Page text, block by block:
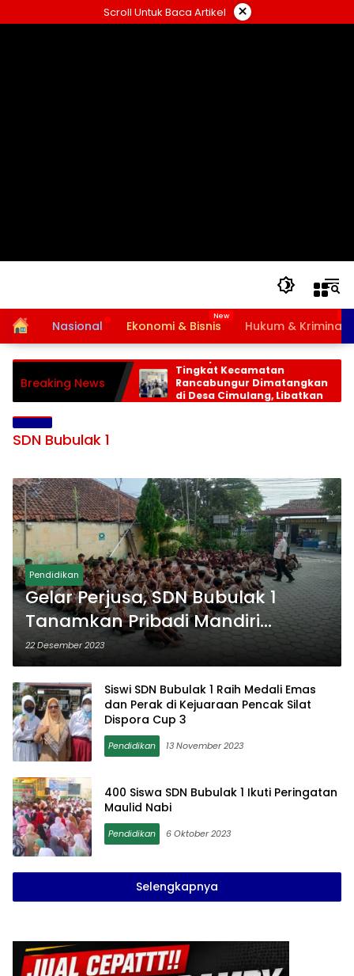
ke
Scroll Untuk Baca Artikel ×
HomeNasional Ekonomi & Bisnis Hukum & Kriminal
Breaking News
Persiapan HUT RI ke-81
Tingkat Kecamatan
Rancabungur Dimatangkan
di Desa Cimulang, Libatkan
SDN Bubulak 1
Pendidikan
Gelar Perjusa, SDN Bubulak 1
Tanamkan Pribadi Mandiri
Kepada Siswa
22 Desember 2023
Siswi SDN Bubulak 1 Raih Medali Emas
dan Perak di Kejuaraan Pencak Silat
Dispora Cup 3
Pendidikan 13 November 2023
400 Siswa SDN Bubulak 1 Ikuti Peringatan
Maulid Nabi
Pendidikan 6 Oktober 2023
Selengkapnya